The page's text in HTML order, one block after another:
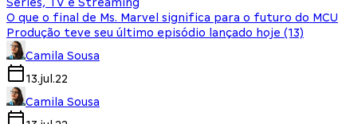
Séries, TV e Streaming
O que o final de Ms. Marvel significa para o futuro do MCU
Produção teve seu último episódio lançado hoje (13)
Camila Sousa
13.jul.22
Camila Sousa